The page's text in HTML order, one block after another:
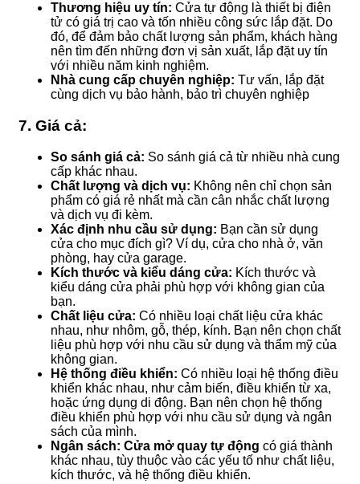
Thương hiệu uy tín: Cửa tự động là thiết bị điện
tử có giá trị cao và tốn nhiều công sức lắp đặt. Do
đó, để đảm bảo chất lượng sản phẩm, khách hàng
nên tìm đến những đơn vị sản xuất, lắp đặt uy tín
với nhiều năm kinh nghiệm.
Nhà cung cấp chuyên nghiệp: Tư vấn, lắp đặt
cùng dịch vụ bảo hành, bảo trì chuyên nghiệp
7. Giá cả:
So sánh giá cả: So sánh giá cả từ nhiều nhà cung
cấp khác nhau.
Chất lượng và dịch vụ: Không nên chỉ chọn sản
phẩm có giá rẻ nhất mà cần cân nhắc chất lượng
và dịch vụ đi kèm.
Xác định nhu cầu sử dụng: Bạn cần sử dụng
cửa cho mục đích gì? Ví dụ, cửa cho nhà ở, văn
phòng, hay cửa garage.
Kích thước và kiểu dáng cửa: Kích thước và
kiểu dáng cửa phải phù hợp với không gian của
bạn.
Chất liệu cửa: Có nhiều loại chất liệu cửa khác
nhau, như nhôm, gỗ, thép, kính. Bạn nên chọn chất
liệu phù hợp với nhu cầu sử dụng và thẩm mỹ của
không gian.
Hệ thống điều khiển: Có nhiều loại hệ thống điều
khiển khác nhau, như cảm biến, điều khiển từ xa,
hoặc ứng dụng di động. Bạn nên chọn hệ thống
điều khiển phù hợp với nhu cầu sử dụng và ngân
sách của mình.
Ngân sách: Cửa mở quay tự động có giá thành
khác nhau, tùy thuộc vào các yếu tố như chất liệu,
kích thước, và hệ thống điều khiển.